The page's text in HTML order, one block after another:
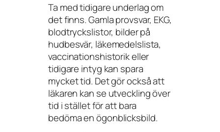
Ta med tidigare underlag om
det finns. Gamla provsvar, EKG,
blodtryckslistor, bilder på
hudbesvär, läkemedelslista,
vaccinationshistorik eller
tidigare intyg kan spara
mycket tid. Det gör också att
läkaren kan se utveckling över
tid i stället för att bara
bedöma en ögonblicksbild.